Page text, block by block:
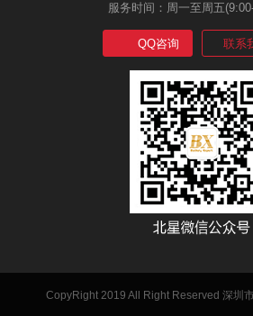
服务时间：周一至周五
QQ咨询 联系
CopyRight 2019 All Right Reserved 深圳